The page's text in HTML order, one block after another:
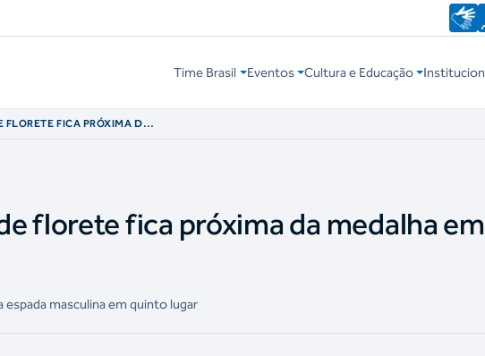
Time Brasil Eventos Cultura e Educação
FLORETE FICA PRÓXIMA DA
florete fica próxima da medalha em
masculina em quinto lugar